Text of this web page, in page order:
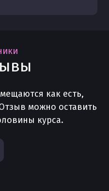
как есть,
можно оставить
курса.